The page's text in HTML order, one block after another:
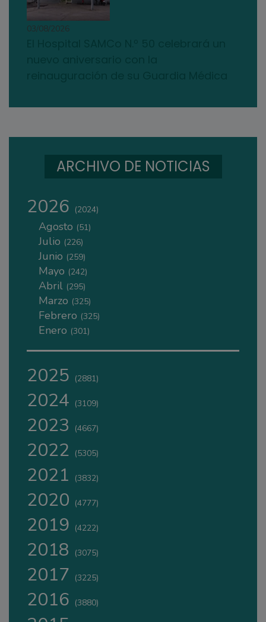
03/08/2026
ARCHIVO DE NOTICIAS
2026 (2024)
Agosto (51)
Julio (226)
Junio (259)
Mayo (242)
Abril (295)
Marzo (325)
Febrero (325)
Enero (301)
2025 (2881)
2024 (3109)
2023 (4667)
2022 (5305)
2021 (3832)
2020 (4777)
2019 (4222)
2018 (3075)
2017 (3225)
2016 (3880)